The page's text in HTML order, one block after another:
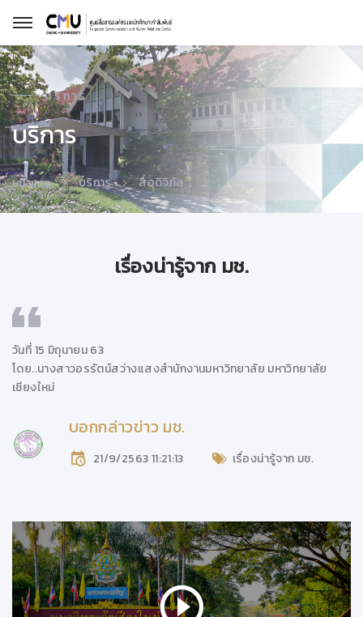
บริการ
บริการ
หน้าแรก บริการ สื่อดิจิทัล
เรื่องน่ารู้จาก มช.
วันที่ 15 มิถุนายน 63
โดย..นางสาวอรรัตน์สว่างแสงสำนักงานมหาวิทยาลัย มหาวิทยาลัย
เชียงใหม่
บอกกล่าวข่าว มช.
21/9/2563 11:21:13 เรื่องน่ารู้จาก มช.